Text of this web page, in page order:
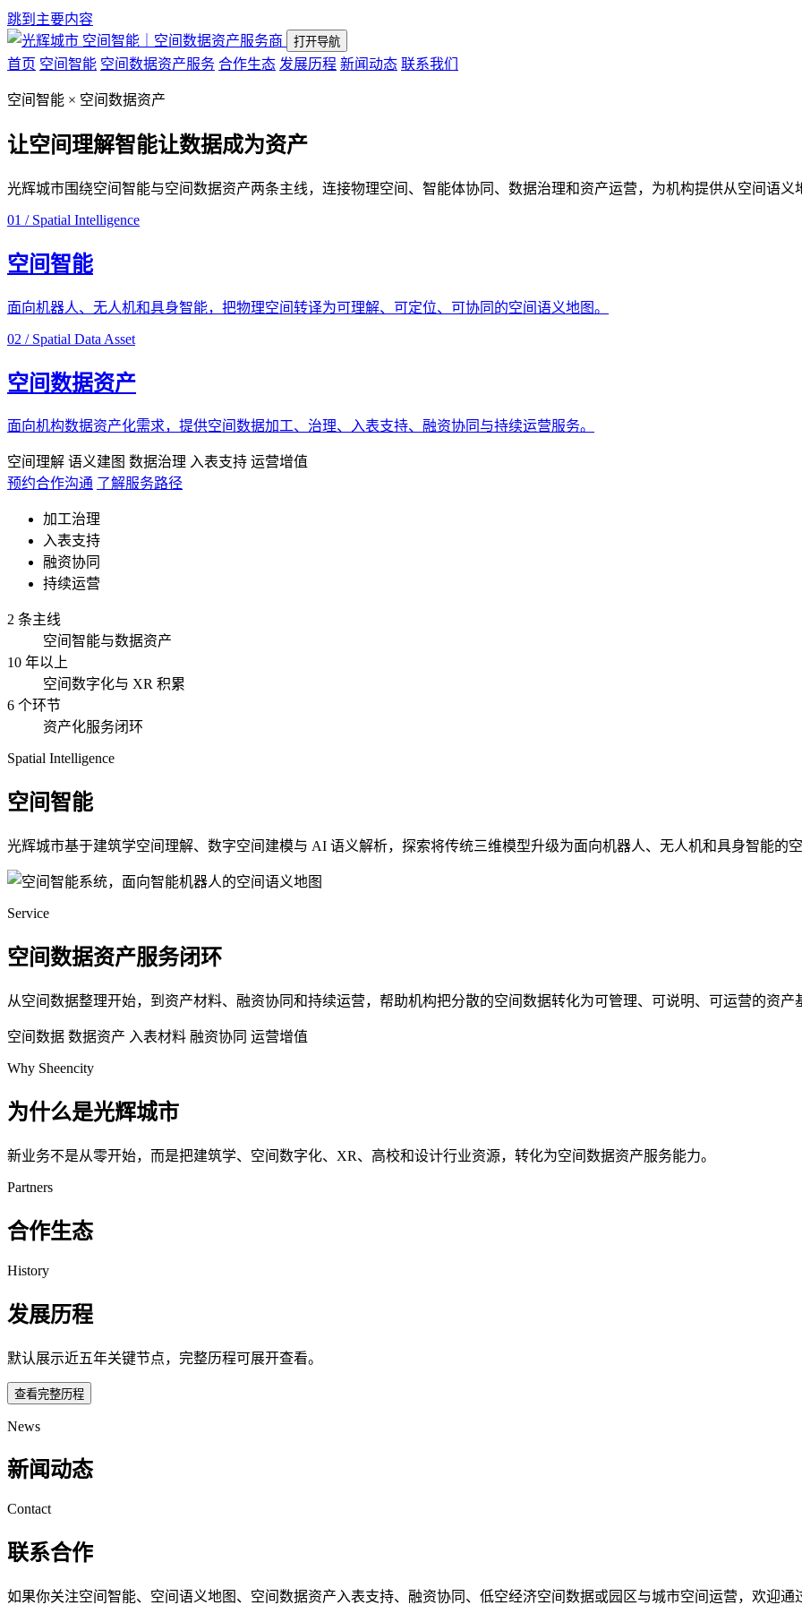
跳到主要内容
空间智能｜空间数据资产服务商
打开导航
首页 空间智能 空间数据资产服务 合作生态 发展历程 新闻动态 联系我们
空间智能 × 空间数据资产
让空间理解智能让数据成为资产
光辉城市围绕空间智能与空间数据资产两条主线，连接物理空间、智能体协同、数据治理和资产运营，为机构提供从空间语义
01 / Spatial Intelligence
空间智能
面向机器人、无人机和具身智能，把物理空间转译为可理解、可定位、可协同的空间语义地图。
02 / Spatial Data Asset
空间数据资产
面向机构数据资产化需求，提供空间数据加工、治理、入表支持、融资协同与持续运营服务。
空间理解 语义建图 数据治理 入表支持 运营增值
预约合作沟通 了解服务路径
加工治理
入表支持
融资协同
持续运营
2 条主线
空间智能与数据资产
10 年以上
空间数字化与 XR 积累
6 个环节
资产化服务闭环
Spatial Intelligence
空间智能
光辉城市基于建筑学空间理解、数字空间建模与 AI 语义解析，探索将传统三维模型升级为面向机器人、无人机和具身智能的空
Service
空间数据资产服务闭环
从空间数据整理开始，到资产材料、融资协同和持续运营，帮助机构把分散的空间数据转化为可管理、可说明、可运营的资产
空间数据 数据资产 入表材料 融资协同 运营增值
Why Sheencity
为什么是光辉城市
新业务不是从零开始，而是把建筑学、空间数字化、XR、高校和设计行业资源，转化为空间数据资产服务能力。
Partners
合作生态
History
发展历程
默认展示近五年关键节点，完整历程可展开查看。
查看完整历程
News
新闻动态
Contact
联系合作
如果你关注空间智能、空间语义地图、空间数据资产入表支持、融资协同、低空经济空间数据或园区与城市空间运营，欢迎通